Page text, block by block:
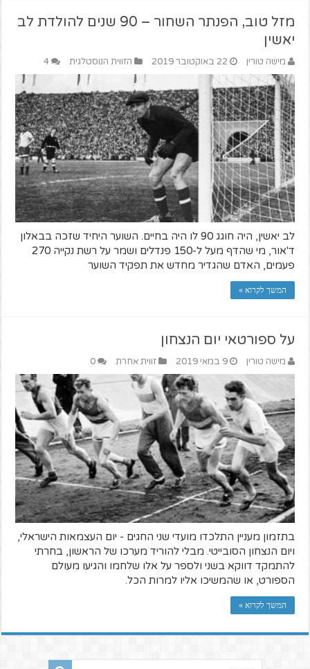
מזל טוב, הפנתר השחור – 90 שנים להולדת לב
יאשין
מישה טורין 22 באוקטובר 2019 הזווית הנוסטלגית 4
לב יאשין, היה חוגג 90 לו היה בחיים. השוער היחיד שזכה בבאלון
ד'אור, מי שהדף מעל ל-150 פנדלים ושמר על רשת נקייה 270
פעמים, האדם שהגדיר מחדש את תפקיד השוער
המשך לקרוא »
על ספורטאי יום הנצחון
מישה טורין 9 במאי 2019 זווית אחרת 0
בתזמון מעניין התלכדו מועדי שני החגים - יום העצמאות הישראלי,
ויום הנצחון הסובייטי. מבלי להוריד מערכו של הראשון, בחרתי
להתמקד דווקא בשני ולספר על אלו שלחמו והגיעו מעולם
הספורט, או שהמשיכו אליו למרות הכל.
המשך לקרוא »